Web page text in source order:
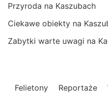
Przyroda na Kaszubach
Ciekawe obiekty na
Zabytki warte uwagi na
Felietony Reportaże